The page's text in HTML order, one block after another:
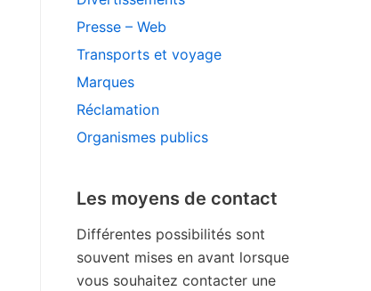
Presse – Web
Transports et voyage
Marques
Réclamation
Organismes publics
Les moyens de contact
Différentes possibilités sont
souvent mises en avant lorsque
vous souhaitez contacter une